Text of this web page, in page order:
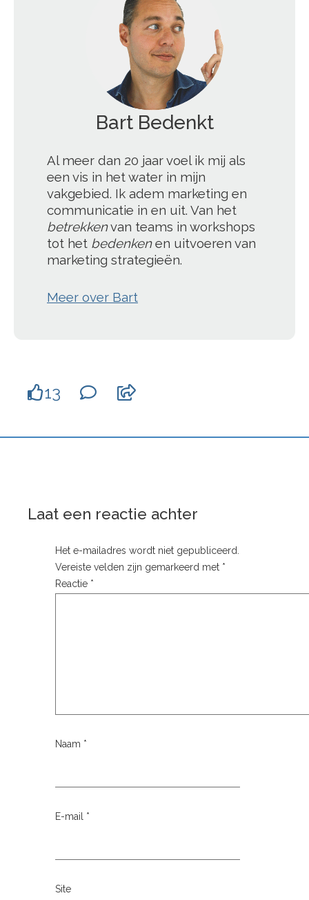
';
Bart Bedenkt
Al meer dan 20 jaar voel ik mij als
een vis in het water in mijn
vakgebied. Ik adem marketing en
communicatie in en uit. Van het
betrekkenvan teams in workshops
tot het bedenkenen uitvoeren van
marketing strategieën.
Meer over Bart
13
Laat een reactie achter
Het e-mailadres wordt niet gepubliceerd.
Vereiste velden zijn gemarkeerd met *
Reactie *
Naam *
E-mail *
Site